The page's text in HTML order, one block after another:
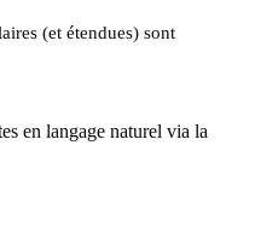
(et étendues) sont
en langage naturel via la